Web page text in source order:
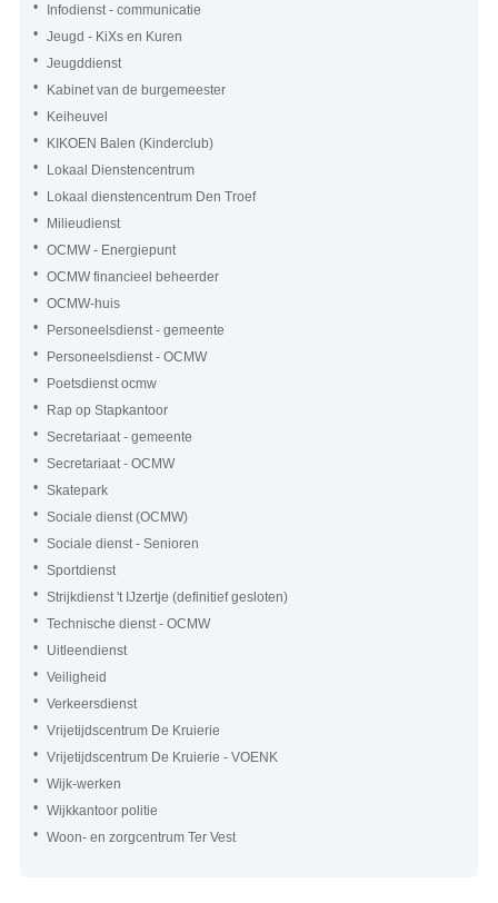
Infodienst - communicatie
Jeugd - KiXs en Kuren
Jeugddienst
Kabinet van de burgemeester
Keiheuvel
KIKOEN Balen (Kinderclub)
Lokaal Dienstencentrum
Lokaal dienstencentrum Den Troef
Milieudienst
OCMW - Energiepunt
OCMW financieel beheerder
OCMW-huis
Personeelsdienst - gemeente
Personeelsdienst - OCMW
Poetsdienst ocmw
Rap op Stapkantoor
Secretariaat - gemeente
Secretariaat - OCMW
Skatepark
Sociale dienst (OCMW)
Sociale dienst - Senioren
Sportdienst
Strijkdienst 't IJzertje (definitief gesloten)
Technische dienst - OCMW
Uitleendienst
Veiligheid
Verkeersdienst
Vrijetijdscentrum De Kruierie
Vrijetijdscentrum De Kruierie - VOENK
Wijk-werken
Wijkkantoor politie
Woon- en zorgcentrum Ter Vest